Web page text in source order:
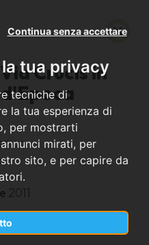
tua privacy
tecniche di
la tua esperienza di
per mostrarti
mirati, per
sito, e per capire da
Continua senza accettare
Crucis in
2011